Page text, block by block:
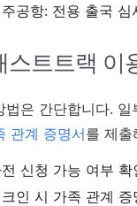
공항: 전용 출국 심
스트트랙 이
법은 간단합니다.
관계 증명서를 제출
신청 가능 여부
인 시 가족 관계